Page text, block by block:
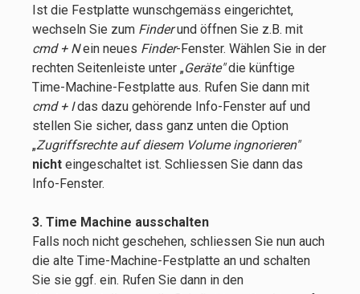
Ist die Festplatte wunschgemäss eingerichtet,
wechseln Sie zum Finderund öffnen Sie z.B. mit
cmd + Nein neues Finder-Fenster. Wählen Sie in der
rechten Seitenleiste unter „Geräte"die künftige
Time-Machine-Festplatte aus. Rufen Sie dann mit
cmd + Idas dazu gehörende Info-Fenster auf und
stellen Sie sicher, dass ganz unten die Option
„Zugriffsrechte auf diesem Volume ingnorieren"
nicht eingeschaltet ist. Schliessen Sie dann das
Info-Fenster.
3. Time Machine ausschalten
Falls noch nicht geschehen, schliessen Sie nun auch
die alte Time-Machine-Festplatte an und schalten
Sie sie ggf. ein. Rufen Sie dann in den